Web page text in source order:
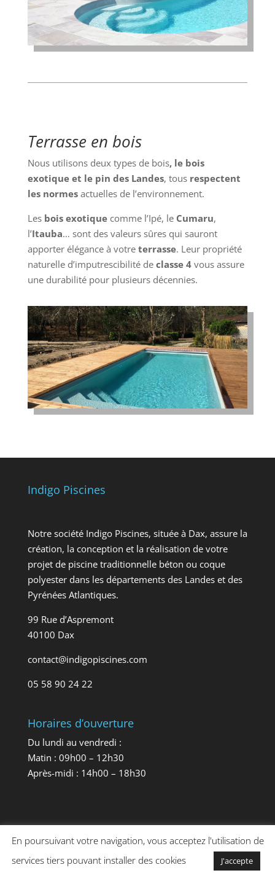
Terrasse en bois
Nous utilisons deux types de bois, le bois
exotique et le pin des Landes, tous respectent
les normes actuelles de l’environnement.
Les bois exotique comme l’Ipé, le Cumaru,
l’Itauba… sont des valeurs sûres qui sauront
apporter élégance à votre terrasse. Leur propriété
naturelle d’imputrescibilité de classe 4 vous assure
une durabilité pour plusieurs décennies.
Indigo Piscines
Notre société Indigo Piscines, située à Dax, assure la
création, la conception et la réalisation de votre
projet de piscine traditionnelle béton ou coque
polyester dans les départements des Landes et des
Pyrénées Atlantiques.
99 Rue d’Aspremont
40100 Dax
contact@indigopiscines.com
05 58 90 24 22
Horaires d’ouverture
Du lundi au vendredi :
Matin : 09h00 – 12h30
Après-midi : 14h00 – 18h30
Indigo Piscines Website40-
En poursuivant votre navigation, vous acceptez l'utilisation de
services tiers pouvant installer des cookies
J'accepte